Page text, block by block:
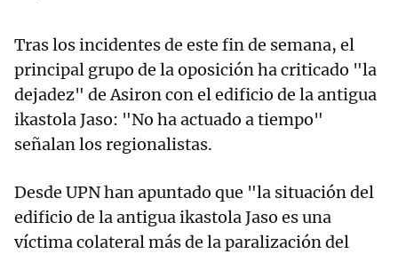
Tras los incidentes de este fin de semana, el
principal grupo de la oposición ha criticado "la
dejadez" de Asiron con el edificio de la antigua
ikastola Jaso: "No ha actuado a tiempo"
señalan los regionalistas.
Desde UPN han apuntado que "la situación del
edificio de la antigua ikastola Jaso es una
víctima colateral más de la paralización del